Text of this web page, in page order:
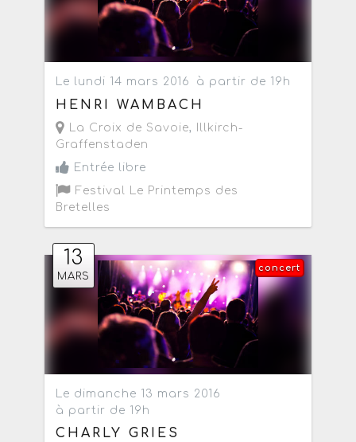
Le lundi 14 mars 2016 à partir de 19h
HENRI WAMBACH
La Croix de Savoie,
Illkirch-
Graffenstaden
Entrée libre
Festival Le Printemps des
Bretelles
13
MARS
concert
Le dimanche 13 mars 2016
à partir de 19h
CHARLY GRIES